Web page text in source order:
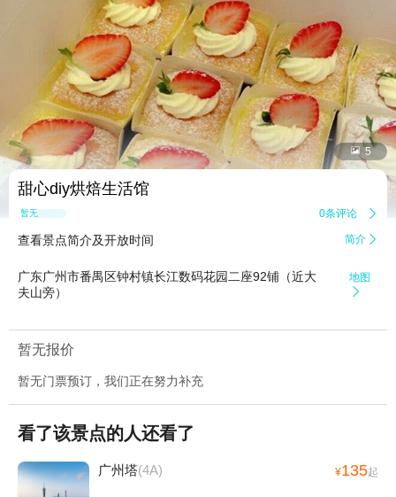
 5
甜心diy烘焙生活馆
暂无点评 0条评论 
查看景点简介及开放时间 简介 
广东广州市番禺区钟村镇长江数码花园二座92铺（近大
夫山旁）
地图

暂无报价
暂无门票预订，我们正在努力补充
看了该景点的人还看了
广州塔(4A) ¥135起